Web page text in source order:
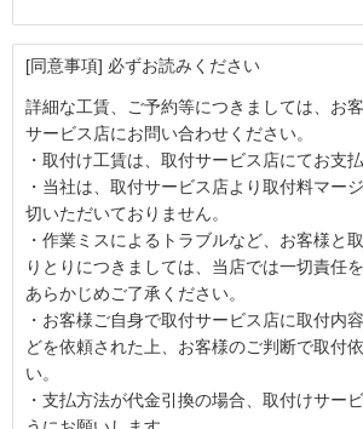
[同意事項] 必ずお読みください
詳細な工賃、ご予約等につきましては、お
サービス店にお問い合わせください。
・取付け工賃は、取付サービス店にてお支
・当社は、取付サービス店より取付料マー
切いただいておりません。
・作業ミスによるトラブルなど、お客様と
りとりにつきましては、当店では一切責任
あらかじめご了承ください。
・お客様ご自身で取付サービス店に取付内
どを依頼された上、お客様のご判断で取付
い。
・支払方法が代金引換の場合、取付けサー